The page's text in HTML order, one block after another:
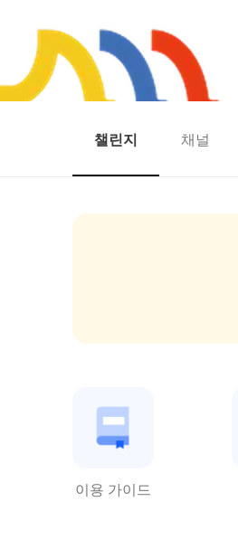
런마일 모두의챌린지
챌린지 채널
이용 가이드